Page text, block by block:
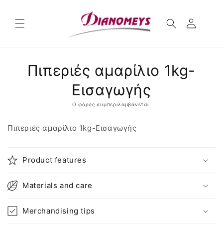
περιεχόμενο
πληροφορίες
Πιπεριές αμαρίλιο 1kg-
Εισαγωγής
Ο φόρος συμπεριλαμβάνεται.
Πιπεριές αμαρίλιο 1kg-Εισαγωγής
Product features
Materials and care
Merchandising tips